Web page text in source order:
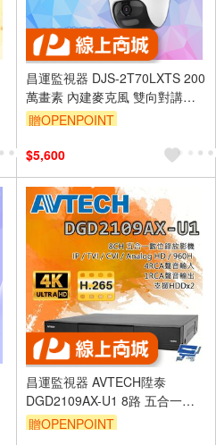
昌運監視器 DJS-2T70LXTS 200
萬畫素 內建麥克風 雙向對講警
報半球型攝影機
贈OPENPOINT
$5,600
昌運監視器 AVTECH陞泰
DGD2109AX-U1 8路 五合一
XVR 錄影主機 支援雙硬碟
贈OPENPOINT